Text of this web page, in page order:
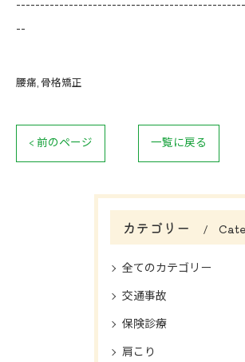
--
腰痛 骨格矯正
< 前のページ 一覧に戻る
カテゴリー
全てのカテゴリー
交通事故
保険診療
肩こり